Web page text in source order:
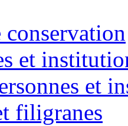
et
et
filigranes